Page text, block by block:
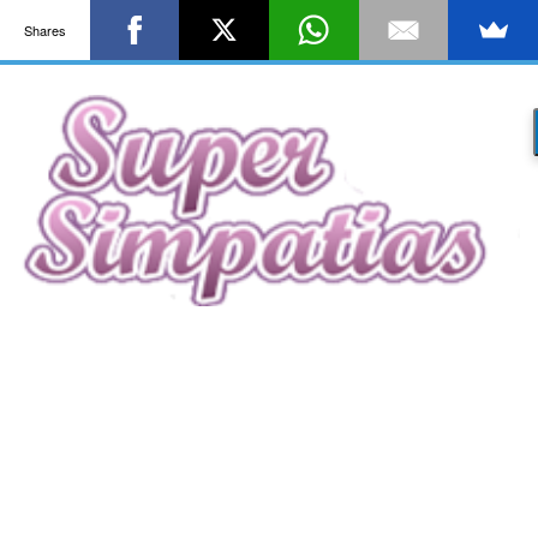
Shares